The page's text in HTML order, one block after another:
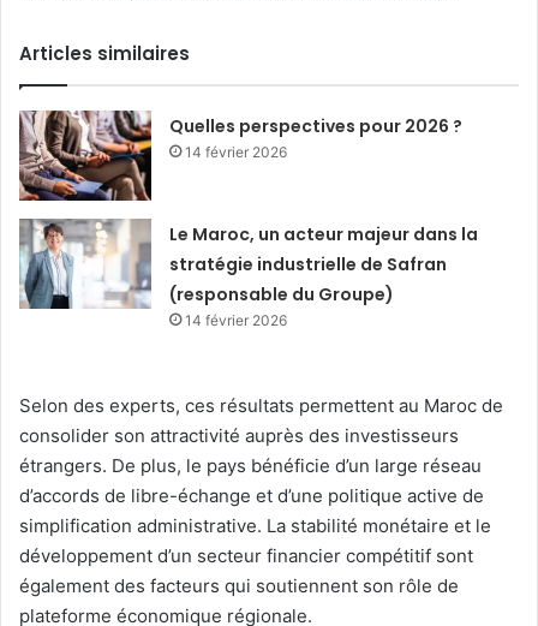
Articles similaires
Quelles perspectives pour 2026 ?
14 février 2026
Le Maroc, un acteur majeur dans la
stratégie industrielle de Safran
(responsable du Groupe)
14 février 2026
Selon des experts, ces résultats permettent au Maroc de
consolider son attractivité auprès des investisseurs
étrangers. De plus, le pays bénéficie d’un large réseau
d’accords de libre-échange et d’une politique active de
simplification administrative. La stabilité monétaire et le
développement d’un secteur financier compétitif sont
également des facteurs qui soutiennent son rôle de
plateforme économique régionale.